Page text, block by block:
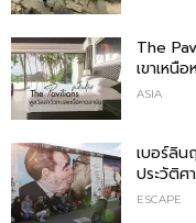
The
เขาเหนื
ASIA
เบอร์ลิ
ประวัติศ
ESCAPE